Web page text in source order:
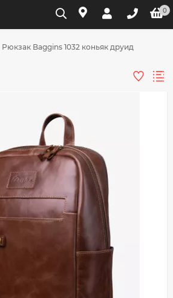
0
Рюкзак Baggins 1032 коньяк друид
части
товары